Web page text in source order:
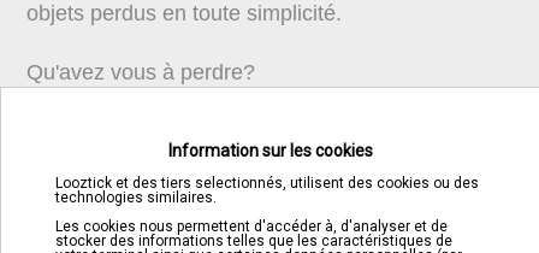
objets perdus en toute simplicité.
Qu'avez vous à perdre?
Information sur les cookies
Looztick et des tiers selectionnés, utilisent des cookies ou des
technologies similaires.
Les cookies nous permettent d'accéder à, d'analyser et de
stocker des informations telles que les caractéristiques de